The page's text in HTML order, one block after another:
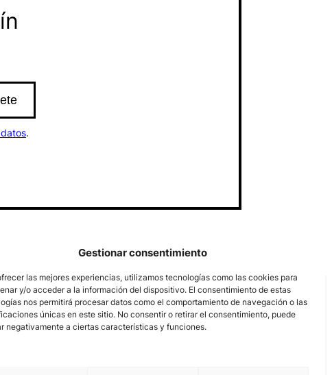
Gestionar consentimiento
las mejores experiencias, utilizamos tecnologías como las cookies para
y/o acceder a la información del dispositivo. El consentimiento de estas
nos permitirá procesar datos como el comportamiento de navegación o las
únicas en este sitio. No consentir o retirar el consentimiento, puede
negativamente a ciertas características y funciones.
.